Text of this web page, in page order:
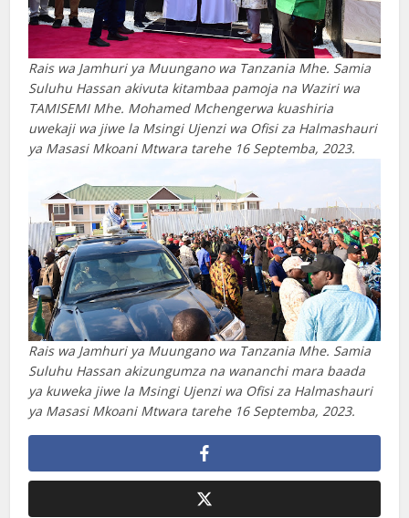
Rais wa Jamhuri ya Muungano wa Tanzania Mhe. Samia
Suluhu Hassan akivuta kitambaa pamoja na Waziri wa
TAMISEMI Mhe. Mohamed Mchengerwa kuashiria
uwekaji wa jiwe la Msingi Ujenzi wa Ofisi za Halmashauri
ya Masasi Mkoani Mtwara tarehe 16 Septemba, 2023.
Rais wa Jamhuri ya Muungano wa Tanzania Mhe. Samia
Suluhu Hassan akizungumza na wananchi mara baada
ya kuweka jiwe la Msingi Ujenzi wa Ofisi za Halmashauri
ya Masasi Mkoani Mtwara tarehe 16 Septemba, 2023.